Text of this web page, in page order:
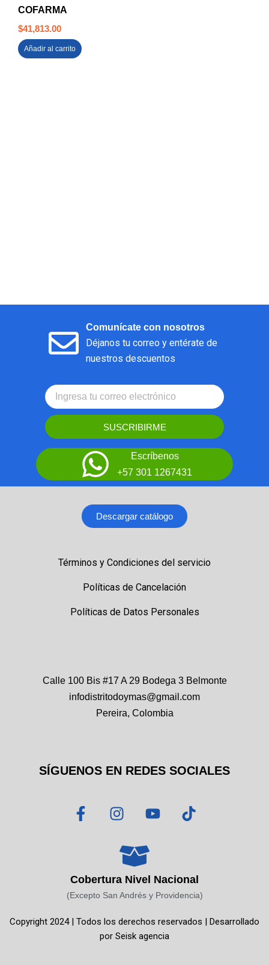
COFARMA
$41,813.00
Añadir al carrito
Comunícate con nosotros
Déjanos tu correo y entérate de
nuestros descuentos
SUSCRIBIRME
Escríbenos
+57 301 1267431
Descargar catálogo
Términos y Condiciones del servicio
Políticas de Cancelación
Políticas de Datos Personales
Calle 100 Bis #17 A 29 Bodega 3 Belmonte
infodistritodoymas@gmail.com
Pereira, Colombia
SÍGUENOS EN REDES SOCIALES
F
a
o
o
-
I
n
t
a
g
r
m
Y
o
b
e
T
i
k
Cobertura Nivel Nacional
(Excepto San Andrés y Providencia)
Copyright 2024 | Todos los derechos reservados | Desarrollado
por Seisk agencia